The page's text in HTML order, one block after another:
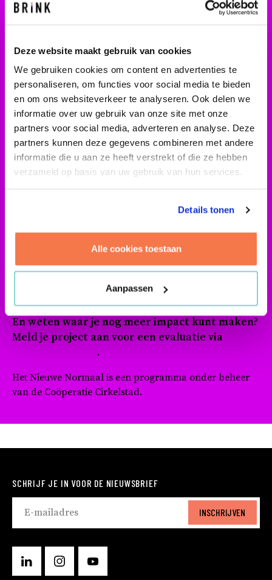
Deze website maakt gebruik van cookies
We gebruiken cookies om content en advertenties te
personaliseren, om functies voor social media te bieden
en om ons websiteverkeer te analyseren. Ook delen we
informatie over uw gebruik van onze site met onze
partners voor social media, adverteren en analyse. Deze
partners kunnen deze gegevens combineren met andere
informatie die u aan ze heeft verstrekt of die ze hebben
verzameld op basis van uw gebruik van hun services.
Details tonen
Alle cookies toestaan
Aanpassen
circulairder project te realiseren.
juiste projectinformatie nodig. Het verzamelen hiervan
is soms uitdagend. Per indicator is gedetailleerde data
nodig, die vaak verspreid ligt in een organisatie. We
begeleiden projectleiders stap voor stap bij het invullen
van de evaluatietool. Welke informatie is er nodig per
onderwerp? Daarmee wordt de evaluatie niet alleen een
‘meetmoment’ maar ook een leerervaring.
Samen met Het Nieuwe Normaal
hebben we een
aanzienlijk aantal evaluaties uitgevoerd. Die inzichten
Het Nieuwe Normaal
leertrajecten om verdere stappen te zetten.
Ook leren waar je project staat op circulariteit?
En weten waar je nog meer impact kunt maken?
Meld je project aan voor een evaluatie via
.
Het Nieuwe Normaal is een programma onder beheer
van de Coöperatie Cirkelstad.
SCHRIJF JE IN VOOR DE NIEUWSBRIEF
INSCHRIJVEN